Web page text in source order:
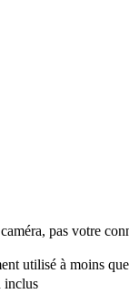
pas votre
utilisé à moins
inclus